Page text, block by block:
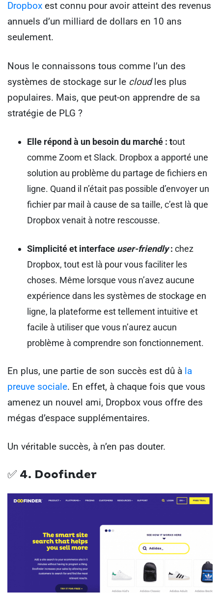
Dropbox est connu pour avoir atteint des revenus
annuels d’un milliard de dollars en 10 ans
seulement.
Nous le connaissons tous comme l’un des
systèmes de stockage sur le cloudles plus
populaires. Mais, que peut-on apprendre de sa
stratégie de PLG ?
Elle répond à un besoin du marché : tout
comme Zoom et Slack. Dropbox a apporté une
solution au problème du partage de fichiers en
ligne. Quand il n’était pas possible d’envoyer un
fichier par mail à cause de sa taille, c’est là que
Dropbox venait à notre rescousse.
Simplicité et interface user-friendly: chez
Dropbox, tout est là pour vous faciliter les
choses. Même lorsque vous n’avez aucune
expérience dans les systèmes de stockage en
ligne, la plateforme est tellement intuitive et
facile à utiliser que vous n’aurez aucun
problème à comprendre son fonctionnement.
En plus, une partie de son succès est dû à la
preuve sociale. En effet, à chaque fois que vous
amenez un nouvel ami, Dropbox vous offre des
mégas d’espace supplémentaires.
Un véritable succès, à n’en pas douter.
✅ 4. Doofinder